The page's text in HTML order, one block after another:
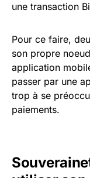
une transaction
Pour ce faire,
son propre
application
passer par une
trop à se
paiements.